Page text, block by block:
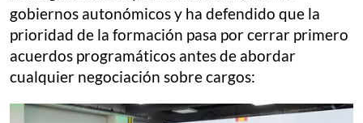
gobiernos autonómicos y ha defendido que la
prioridad de la formación pasa por cerrar primero
acuerdos programáticos antes de abordar
cualquier negociación sobre cargos: